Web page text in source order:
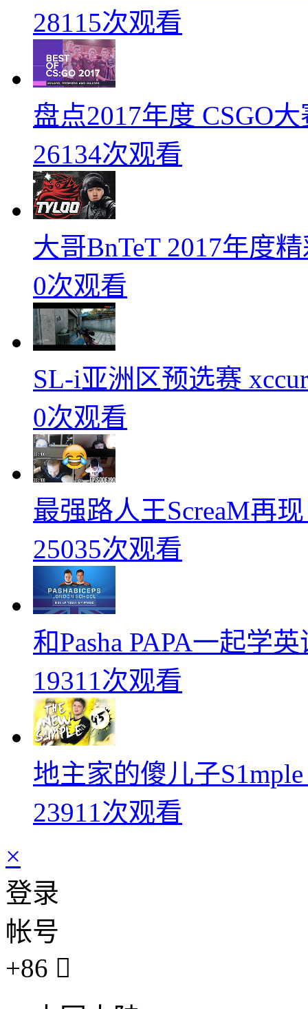
28115次观看
盘点2017年度 CSGO
26134次观看
大哥BnTeT 2017年度
0次观看
SL-i亚洲区预选赛
0次观看
最强路人王ScreaM再
25035次观看
和Pasha PAPA一起学
19311次观看
地主家的傻儿子
23911次观看
×
登录
帐号
+86 